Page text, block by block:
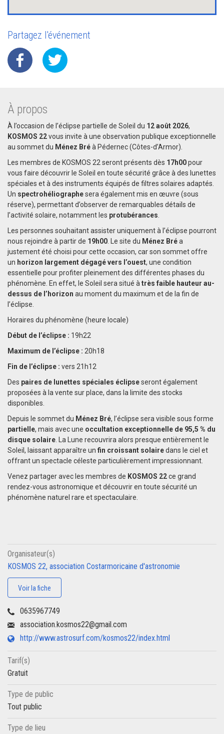
Partagez l'événement
À propos
À l’occasion de l’éclipse partielle de Soleil du 12 août 2026,
KOSMOS 22vous invite à une observation publique exceptionnelle
au sommet du Ménez Bréà Pédernec (Côtes-d’Armor).
Les membres de KOSMOS 22 seront présents dès 17h00pour
vous faire découvrir le Soleil en toute sécurité grâce à des lunettes
spéciales et à des instruments équipés de filtres solaires adaptés.
Un spectrohéliographesera également mis en œuvre (sous
réserve), permettant d’observer de remarquables détails de
l’activité solaire, notamment les protubérances
Les personnes souhaitant assister uniquement à l’éclipse pourront
nous rejoindre à partir de 19h00 . Le site du Ménez Bréa
justement été choisi pour cette occasion, car son sommet offre
un horizon largement dégagé vers l’ouest, une condition
essentielle pour profiter pleinement des différentes phases du
phénomène. En effet, le Soleil sera situé à très faible hauteur au-
dessus de l’horizon au moment du maximum et de la fin de
l’éclipse.
Horaires du phénomène (heure locale)
Début de l’éclipse : 19h22
Maximum de l’éclipse : 20h18
Fin de l’éclipse : vers 21h12
Des paires de lunettes spéciales éclipseseront également
proposées à la vente sur place, dans la limite des stocks
disponibles.
Depuis le sommet du Ménez Bré, l’éclipse sera visible sous forme
partielle, mais avec une occultation exceptionnelle de 95,5 % du
disque solaire . La Lune recouvrira alors presque entièrement le
Soleil, laissant apparaître un fin croissant solairedans le ciel et
offrant un spectacle céleste particulièrement impressionnant.
Venez partager avec les membres de KOSMOS 22ce grand
rendez-vous astronomique et découvrir en toute sécurité un
phénomène naturel rare et spectaculaire.
Organisateur(s)
KOSMOS 22, association Costarmoricaine d'astronomie
Voir la fiche
0635967749
association.kosmos22@gmail.com
http://www.astrosurf.com/kosmos22/index.html
Tarif(s)
Gratuit
Type de public
Tout public
Type de lieu